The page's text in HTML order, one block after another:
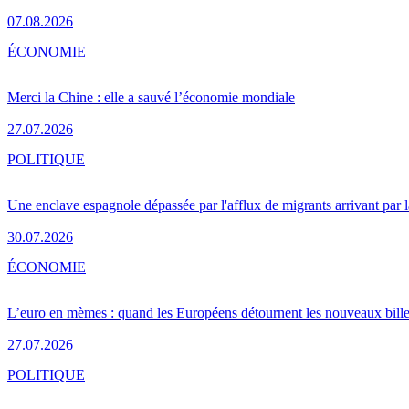
07.08.2026
Merci la Chine : elle a sauvé l’économie mondiale
27.07.2026
ÉCONOMIE
Une enclave espagnole dépassée par l'afflux de migrants arrivant par
30.07.2026
POLITIQUE
L’euro en mèmes : quand les Européens détournent les nouveaux
27.07.2026
ÉCONOMIE
POLITIQUE